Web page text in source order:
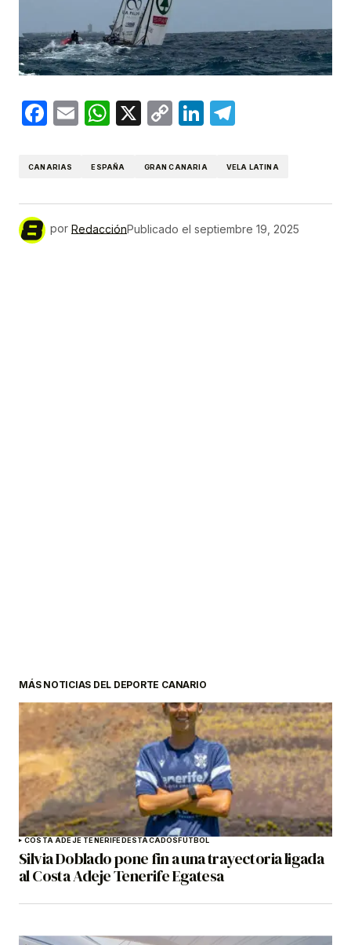
Facebook
EmailWhatsApp
X
CopyLinkedIn
CANARIAS ESPAÑA GRAN CANARIA VELA LATINA
por RedacciónPublicado el septiembre 19, 2025
MÁS NOTICIAS DEL DEPORTE CANARIO
COSTA ADEJE TENERIFEDESTACADOSFÚTBOL
Silvia Doblado pone fin a una trayectoria ligada
al Costa Adeje Tenerife Egatesa